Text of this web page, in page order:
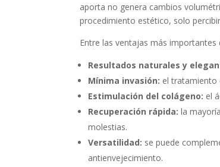
aporta no genera cambios
procedimiento estético, solo
Entre las ventajas más importantes
Resultados naturales y
Mínima invasión: el tratamiento
Estimulación del colágeno: el
Recuperación rápida: la
molestias.
Versatilidad: se puede
antienvejecimiento.